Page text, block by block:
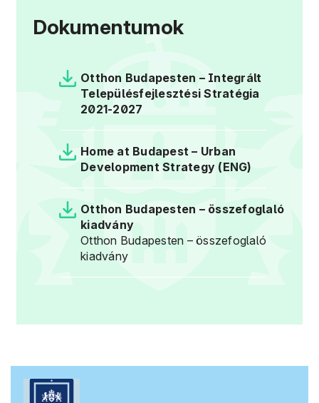
Dokumentumok
Otthon Budapesten – Integrált
Településfejlesztési Stratégia
2021-2027
Home at Budapest – Urban
Development Strategy (ENG)
Otthon Budapesten – összefoglaló
kiadvány
Otthon Budapesten – összefoglaló
kiadvány